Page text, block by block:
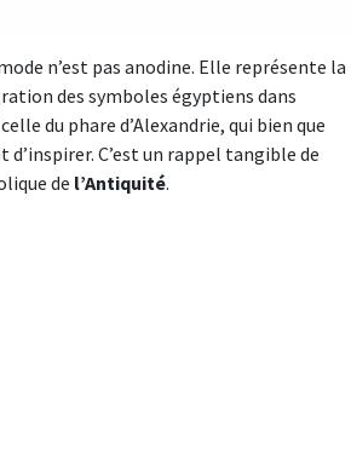
n’est pas anodine. Elle représente la
des symboles égyptiens dans
du phare d’Alexandrie, qui bien que
C’est un rappel tangible de
de l’Antiquité.